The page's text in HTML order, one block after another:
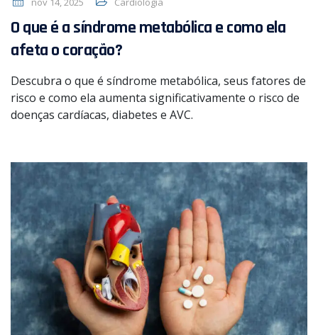
O que é a síndrome metabólica e como ela
afeta o coração?
Descubra o que é síndrome metabólica, seus fatores de
risco e como ela aumenta significativamente o risco de
doenças cardíacas, diabetes e AVC.